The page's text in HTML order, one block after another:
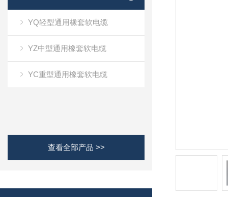
YQ轻型通用橡套软电缆
YZ中型通用橡套软电缆
YC重型通用橡套软电缆
查看全部产品 >>